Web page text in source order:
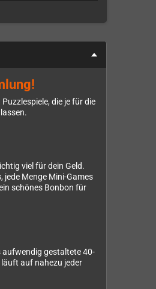
die je für die
viel für dein Geld.
jede Menge Mini-Games
schönes Bonbon für
aufwendig gestaltete 40-
auf nahezu jeder